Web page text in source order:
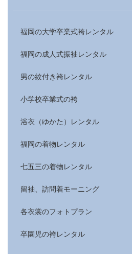
福岡の大学卒業式袴レンタル
福岡の成人式振袖レンタル
男の紋付き袴レンタル
小学校卒業式の袴
浴衣（ゆかた）レンタル
福岡の着物レンタル
七五三の着物レンタル
留袖、訪問着モーニング
各衣裳のフォトプラン
卒園児の袴レンタル